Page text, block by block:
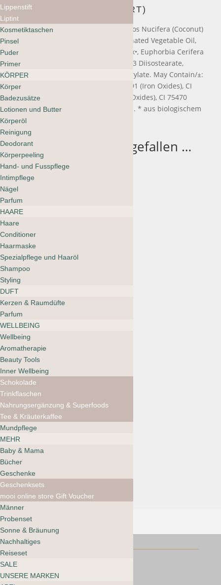
HELL (BIO-ZERTIFIZIERT)
Octyldodecyl Stearoyl Stearate, Cocos Nucifera (Coconut)
Oil•, C10-18 Triglycerides, Hydrogenated Vegetable Oil,
Copernicia Cerifera (Carnauba) Wax•, Euphorbia Cerifera
(Candelilla) Wax, Mica, Polyglyceryl-3 Diisostearate,
Oryzanol, Tocopherol, Glyceryl Caprylate. May Contain/±:
CI 77891 (Titanium Dioxide), CI 77491 (Iron Oxides), CI
77492 (Iron Oxides), CI 77499 (Iron Oxides), CI 75470
(Carmine). Achtung: enthält Karmin. * aus biologischem
Anbau
Das könnte dir auch gefallen …
Clare Mazitelli Make-Up
CHF
Agent Nateur
Lash & Brow
Serum
CHF
Sale 30%
Kjaer Weis Eye Pencil
Refill
CHF31.00Ursprünglicher
CHF 31.00
CHF21.70Aktueller
ILIA Clean Line Gel Eye
Liner
CHF32.00
Lippenstift
Liptint
Kosmetiktaschen
Pinsel
Puder
Primer
KÖRPER
Körper
Badezusätze
Lotionen und Butter
Körperöl
Reinigung
Deodorant
Körperpeeling
Hand- und Fusspflege
Intimpflege
Nägel
Parfum
HAARE
Haare
Conditioner
Haarmaske
Spezialpflege und Haaröl
Shampoo
Styling
DUFT
Kerzen & Raumdüfte
Parfum
WELLBEING
Wellbeing
Aromatherapie
Beauty Tools
Inner Wellbeing
Schokolade
Trinkflaschen
Nahrungsergänzung & Superfoods
Tee & Kräuterkaffee
Mundpflege
MEHR
Baby & Mama
Bücher
Geschenke
Geschenksets
mooi online store Gift Voucher
Männer
Probenset
Sonne & Bräunung
Nachhaltiges
Reiseset
SALE
UNSERE MARKEN